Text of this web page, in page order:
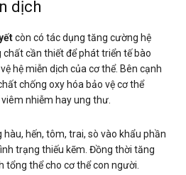
dịch
còn có tác dụng tăng cường hệ
cần thiết để phát triển tế bào
hệ miễn dịch của cơ thể. Bên cạnh
chống oxy hóa bảo vệ cơ thể
nhiễm hay ung thư.
hến, tôm, trai, sò vào khẩu phần
trạng thiếu kẽm. Đồng thời tăng
thể cho cơ thể con người.